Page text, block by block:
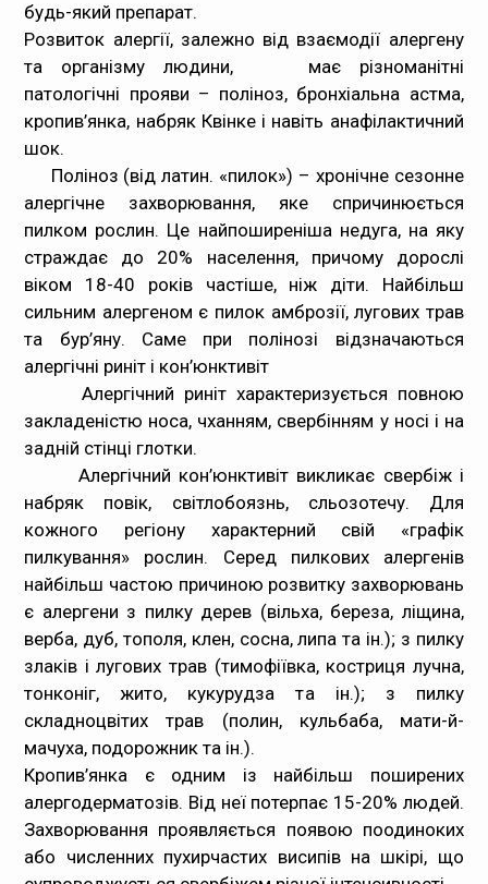
будь-який препарат.
Розвиток алергії, залежно від взаємодії алергену
та організму людини, має різноманітні
патологічні прояви – поліноз, бронхіальна астма,
кропив’янка, набряк Квінке і навіть анафілактичний
шок.
Поліноз (від латин. «пилок») – хронічне сезонне
алергічне захворювання, яке спричинюється
пилком рослин. Це найпоширеніша недуга, на яку
страждає до 20% населення, причому дорослі
віком 18-40 років частіше, ніж діти. Найбільш
сильним алергеном є пилок амброзії, лугових трав
та бур’яну. Саме при полінозі відзначаються
алергічні риніт і кон’юнктивіт
Алергічний риніт характеризується повною
закладеністю носа, чханням, свербінням у носі і на
задній стінці глотки.
Алергічний кон’юнктивіт викликає свербіж і
набряк повік, світлобоязнь, сльозотечу. Для
кожного регіону характерний свій «графік
пилкування» рослин. Серед пилкових алергенів
найбільш частою причиною розвитку захворювань
є алергени з пилку дерев (вільха, береза, ліщина,
верба, дуб, тополя, клен, сосна, липа та ін.); з пилку
злаків і лугових трав (тимофіївка, костриця лучна,
тонконіг, жито, кукурудза та ін.); з пилку
складноцвітих трав (полин, кульбаба, мати-й-
мачуха, подорожник та ін.).
Кропив’янка є одним із найбільш поширених
алергодерматозів. Від неї потерпає 15-20% людей.
Захворювання проявляється появою поодиноких
або численних пухирчастих висипів на шкірі, що